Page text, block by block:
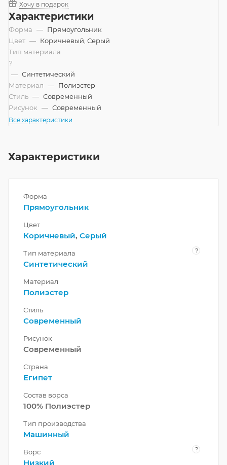
Хочу в подарок
Характеристики
Форма — Прямоугольник
Цвет — Коричневый, Серый
Тип материала
?
— Синтетический
Материал — Полиэстер
Стиль — Современный
Рисунок — Современный
Все характеристики
Характеристики
Форма
Прямоугольник
Цвет
Коричневый, Серый
Тип материала ?
Синтетический
Материал
Полиэстер
Стиль
Современный
Рисунок
Современный
Страна
Египет
Состав ворса
100% Полиэстер
Тип производства
Машинный
Ворс ?
Низкий